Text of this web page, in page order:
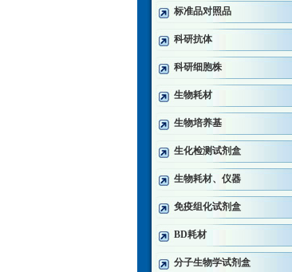
标准品对照品
科研抗体
科研细胞株
生物耗材
生物培养基
生化检测试剂盒
生物耗材、仪器
免疫组化试剂盒
BD耗材
分子生物学试剂盒